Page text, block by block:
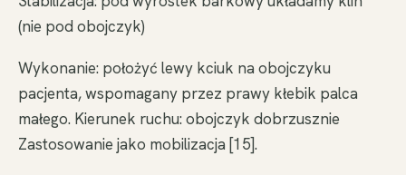
(nie pod obojczyk)
Wykonanie: położyć lewy kciuk na obojczyku
pacjenta, wspomagany przez prawy kłebik palca
małego. Kierunek ruchu: obojczyk dobrzusznie
Zastosowanie jako mobilizacja [15].